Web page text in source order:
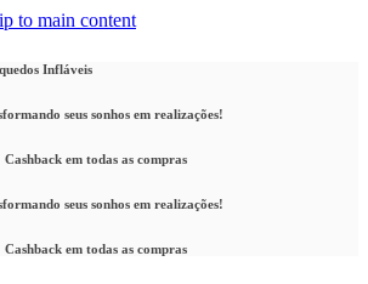
to main content
Infláveis
seus sonhos em realizações!
Cashback em todas as compras
seus sonhos em realizações!
Cashback em todas as compras